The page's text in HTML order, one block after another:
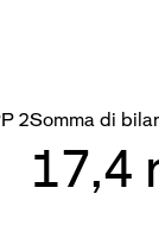
2Somma di
17,4